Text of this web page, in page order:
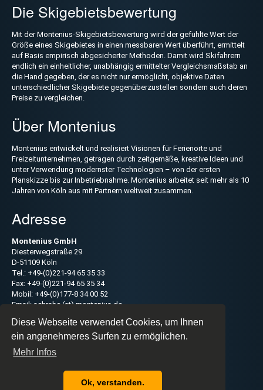
Diese Webseite verwendet Cookies, um Ihnen
ein angenehmeres Surfen zu ermöglichen.
Mehr Infos
Ok, verstanden.
Kartenspiel
Die Skigebietsbewertung
Mit der Montenius-Skigebietsbewertung wird der gefühlte Wert der
Größe eines Skigebietes in einen messbaren Wert überführt, ermittelt
auf Basis empirisch abgesicherter Methoden. Damit wird Skifahrern
endlich ein einheitlicher, unabhängig ermittelter Vergleichsmaßstab an
die Hand gegeben, der es nicht nur ermöglicht, objektive Daten
unterschiedlicher Skigebiete gegenüberzustellen sondern auch deren
Preise zu vergleichen.
Über Montenius
Montenius entwickelt und realisiert Visionen für Ferienorte und
Freizeitunternehmen, getragen durch zeitgemäße, kreative Ideen und
unter Verwendung modernster Technologien – von der ersten
Planskizze bis zur Inbetriebnahme. Montenius arbeitet seit mehr als 10
Jahren von Köln aus mit Partnern weltweit zusammen.
Adresse
Montenius GmbH
Diesterwegstraße 29
D-51109 Köln
Tel.: +49-(0)221-94 65 35 33
Fax: +49-(0)221-94 65 35 34
Mobil: +49-(0)177-8 34 00 52
Email: schrahe (at) montenius.de
Navigation
überspringen
Impressum
Datenschutz
Über uns